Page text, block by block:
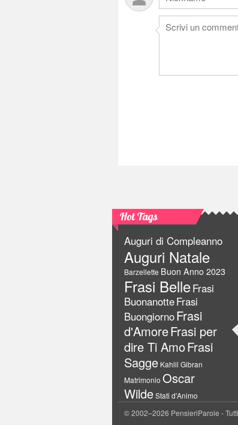
Hot Tags
Auguri di Compleanno
Auguri Natale
Barzellette Buon Anno 2023
Frasi BelleFrasi
BuonanotteFrasi
BuongiornoFrasi
d'AmoreFrasi per
dire Ti AmoFrasi
Sagge Kahlil Gibran
Matrimonio Oscar
WildeStati d'Animo
© 2002–2026 PensieriParole -